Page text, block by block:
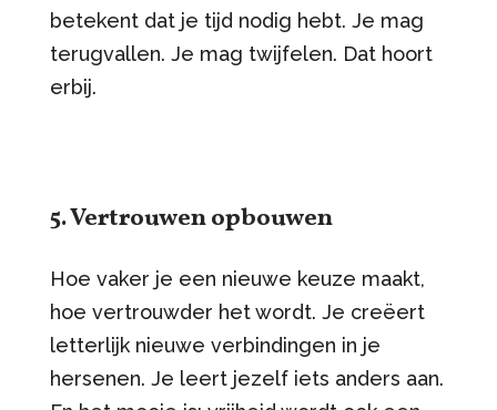
betekent dat je tijd nodig hebt. Je mag
terugvallen. Je mag twijfelen. Dat hoort
erbij.
5. Vertrouwen opbouwen
Hoe vaker je een nieuwe keuze maakt,
hoe vertrouwder het wordt. Je creëert
letterlijk nieuwe verbindingen in je
hersenen. Je leert jezelf iets anders aan.